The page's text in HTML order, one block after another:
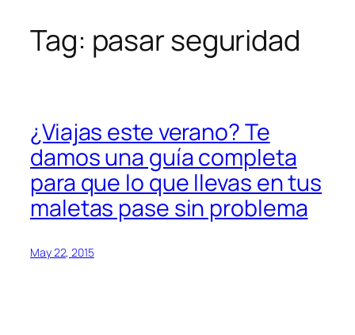
SkipTag: pasar seguridad
¿Viajas este verano? Te
damos una guía completa
para que lo que llevas en tus
maletas pase sin problema
May 22, 2015